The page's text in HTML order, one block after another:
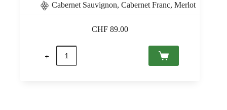
Cabernet Sauvignon, Cabernet Franc, Merlot
CHF 89.00
Libra
2019
Villány